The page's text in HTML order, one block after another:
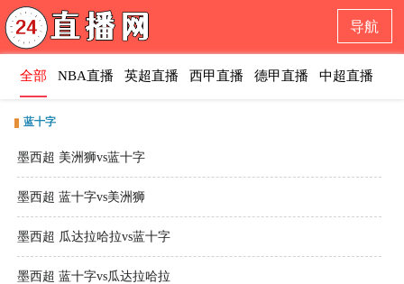
导航
全部 NBA直播 英超直播 西甲直播 德甲直播 中超直播
蓝十字
墨西超 美洲狮vs蓝十字
墨西超 蓝十字vs美洲狮
墨西超 瓜达拉哈拉vs蓝十字
墨西超 蓝十字vs瓜达拉哈拉